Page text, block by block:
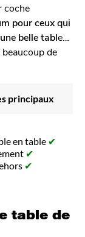
coche
pour ceux qui
belle table…
de
principaux
en table ✔
✔
✔
table de